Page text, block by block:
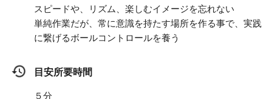
スピードや、リズム、楽しむイメージを忘れない
単純作業だが、常に意識を持たす場所を作る事で、実践
に繋げるボールコントロールを養う
目安所要時間
５分